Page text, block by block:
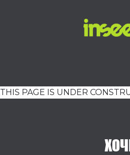
THIS PAGE IS UNDER